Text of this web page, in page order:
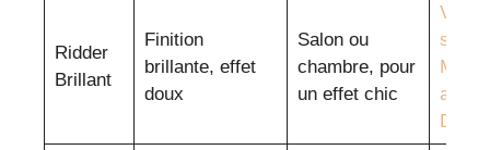
Ridder
Brillant
Finition
brillante, effet
doux
Salon ou
chambre, pour
un effet chic
Voir
sur
Mode
and
Déco